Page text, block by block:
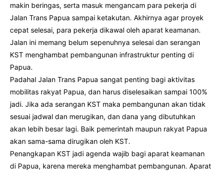
makin beringas, serta masuk mengancam para pekerja di
Jalan Trans Papua sampai ketakutan. Akhirnya agar proyek
cepat selesai, para pekerja dikawal oleh aparat keamanan.
Jalan ini memang belum sepenuhnya selesai dan serangan
KST menghambat pembangunan infrastruktur penting di
Papua.
Padahal Jalan Trans Papua sangat penting bagi aktivitas
mobilitas rakyat Papua, dan harus diselesaikan sampai 100%
jadi. Jika ada serangan KST maka pembangunan akan tidak
sesuai jadwal dan merugikan, dan dana yang dibutuhkan
akan lebih besar lagi. Baik pemerintah maupun rakyat Papua
akan sama-sama dirugikan oleh KST.
Penangkapan KST jadi agenda wajib bagi aparat keamanan
di Papua, karena mereka menghambat pembangunan. Aparat